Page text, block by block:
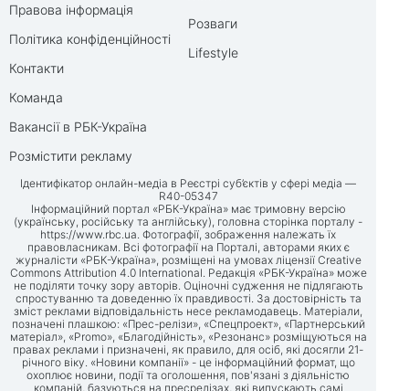
Правова інформація
Політика конфіденційності
Контакти
Команда
Вакансії в РБК-Україна
Розмістити рекламу
Розваги
Lifestyle
Ідентифікатор онлайн-медіа в Реєстрі суб’єктів у сфері медіа —
R40-05347
Інформаційний портал «РБК-Україна» має тримовну версію
(українську, російську та англійську), головна сторінка порталу -
https://www.rbc.ua. Фотографії, зображення належать їх
правовласникам. Всі фотографії на Порталі, авторами яких є
журналісти «РБК-Україна», розміщені на умовах ліцензії Creative
Commons Attribution 4.0 International. Редакція «РБК-Україна» може
не поділяти точку зору авторів. Оціночні судження не підлягають
спростуванню та доведенню їх правдивості. За достовірність та
зміст реклами відповідальність несе рекламодавець. Матеріали,
позначені плашкою: «Прес-релізи», «Спецпроект», «Партнерський
матеріал», «Promo», «Благодійність», «Резонанс» розміщуються на
правах реклами і призначені, як правило, для осіб, які досягли 21-
річного віку. «Новини компанії» - це інформаційний формат, що
охоплює новини, події та оголошення, пов'язані з діяльністю
компаній, базуються на пресрелізах, які випускають самі